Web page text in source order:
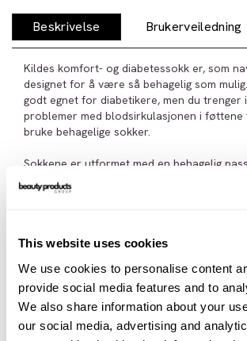
This website uses cookies
We use cookies to personalise content
provide social media features and to
We also share information about your
our social media, advertising and
Beskrivelse Brukerveiledning
Kildes komfort- og diabetessokk er, som
designet for å være så behagelig som
godt egnet for diabetikere, men du trenger
problemer med blodsirkulasjonen i føttene
bruke behagelige sokker.
Sokkene er utformet med en behagelig
strammende strikk, og har det som kalles
som gjør at sokken ikke har en plagsom
slitestyrke og passform, slik at du har
men siden bambus er en veldig myk fiber
strikkes sokkene etter et spesielt prinsipp
bambustråd vikles rundt en sterkere
øker levetiden, samtidig som du får den
bambustråden mot foten.